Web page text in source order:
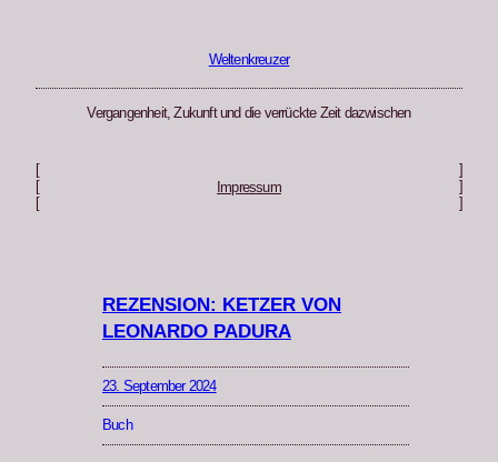
Weltenkreuzer
Vergangenheit, Zukunft und die verrückte Zeit dazwischen
Impressum
REZENSION: KETZER VON
LEONARDO PADURA
23. September 2024
Buch